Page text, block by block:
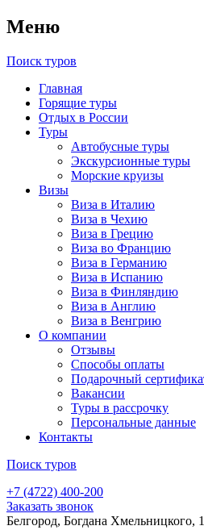
Меню
Поиск туров
Главная
Горящие туры
Отдых в России
Туры
Автобусные туры
Экскурсионные туры
Морские круизы
Визы
Виза в Италию
Виза в Чехию
Виза в Грецию
Виза во Францию
Виза в Германию
Виза в Испанию
Виза в Финляндию
Виза в Англию
Виза в Венгрию
О компании
Отзывы
Способы оплаты
Подарочный
Вакансии
Туры в рассрочку
Персональные данные
Контакты
Поиск туров
+7 (4722) 400-200
Заказать звонок
Белгород, Богдана